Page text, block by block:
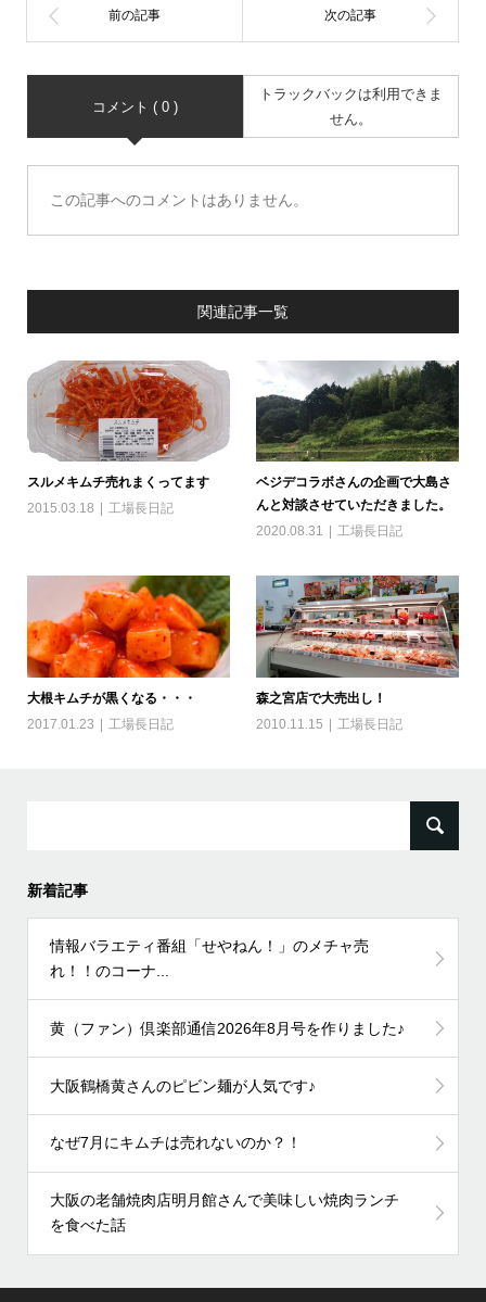
コメント ( 0 )
トラックバックは利用できま
せん。
この記事へのコメントはありません。
関連記事一覧
スルメキムチ売れまくってます
2015.03.18
工場長日記
ベジデコラボさんの企画で大島さ
んと対談させていただきました。
2020.08.31
工場長日記
大根キムチが黒くなる・・・
2017.01.23
工場長日記
森之宮店で大売出し！
2010.11.15
工場長日記
新着記事
情報バラエティ番組「せやねん！」のメチャ売
れ！！のコーナ...
黄（ファン）倶楽部通信2026年8月号を作りました♪
大阪鶴橋黄さんのピビン麺が人気です♪
なぜ7月にキムチは売れないのか？！
大阪の老舗焼肉店明月館さんで美味しい焼肉ランチ
を食べた話